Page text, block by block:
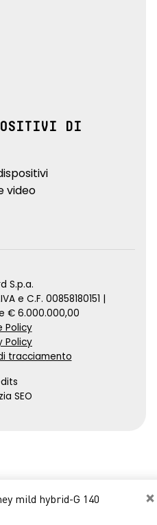
×
mild hybrid-G 140
DI
video
S.p.a.
e C.F. 00858180151 |
€ 6.000.000,00
Policy
Policy
tracciamento
SEO